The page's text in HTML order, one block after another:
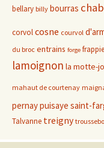
bellary billy bourras
corvolcosne courvol
du broc entrains forge
lamoignon la motte-
mahaut de courtenay
pernaypuisaye saint-
Talvanne treigny